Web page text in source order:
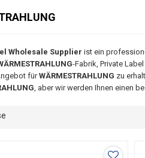
Wholesale Supplier ist ein
-Fabrik, Private Label
fürWÄRMESTRAHLUNG zu
, aber wir werden Ihnen einen